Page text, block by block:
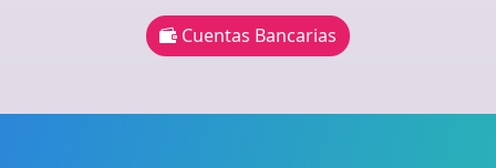
Cuentas Bancarias